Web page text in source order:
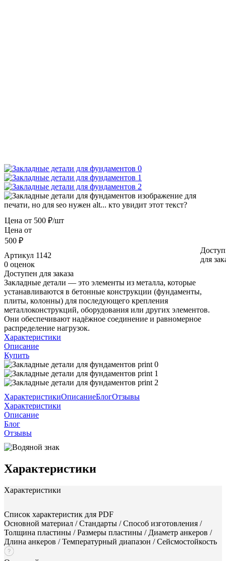
Цена от 500 ₽/шт
Цена от
500 ₽
для
Артикул 1142
0 оценок
Доступен для заказа
Закладные детали — это элементы из металла, которые
устанавливаются в бетонные конструкции (фундаменты,
плиты, колонны) для последующего крепления
металлоконструкций, оборудования или других элементов.
Они обеспечивают надёжное соединение и равномерное
распределение нагрузок.
Характеристики
Описание
Купить
ХарактеристикиОписаниеБлогОтзывы
Характеристики
Описание
Блог
Отзывы
Характеристики
Характеристики
Список характеристик для PDF
Основной материал / Стандарты / Способ изготовления /
Толщина пластины / Размеры пластины / Диаметр анкеров /
Длина анкеров / Температурный диапазон / Сейсмостойкость